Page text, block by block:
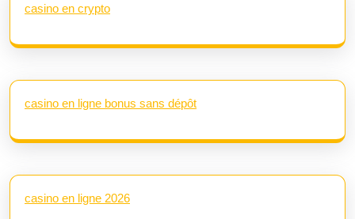
casino en crypto
casino en ligne bonus sans dépôt
casino en ligne 2026